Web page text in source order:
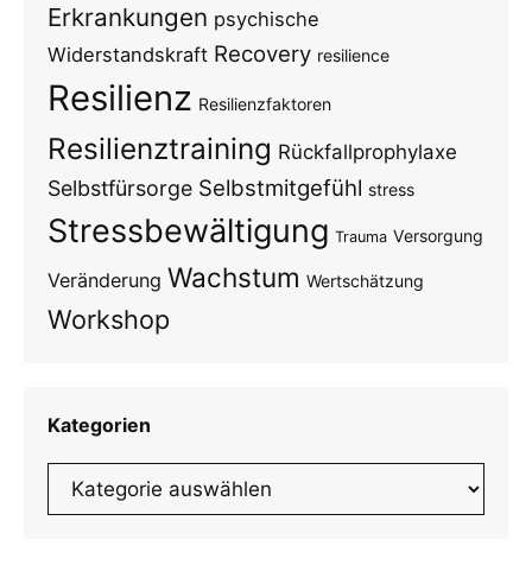
Erkrankungen psychische
Widerstandskraft Recovery resilience
Resilienz Resilienzfaktoren
Resilienztraining Rückfallprophylaxe
Selbstfürsorge Selbstmitgefühl stress
Stressbewältigung Trauma Versorgung
Veränderung Wachstum Wertschätzung
Workshop
Kategorien
Kategorien